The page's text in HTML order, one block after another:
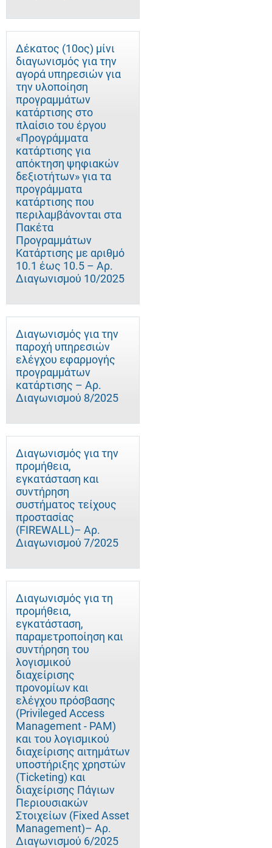
Δέκατος (10ος) μίνι
διαγωνισμός για την
αγορά υπηρεσιών για
την υλοποίηση
προγραμμάτων
κατάρτισης στο
πλαίσιο του έργου
«Προγράμματα
κατάρτισης για
απόκτηση ψηφιακών
δεξιοτήτων» για τα
προγράμματα
κατάρτισης που
περιλαμβάνονται στα
Πακέτα
Προγραμμάτων
Κατάρτισης με αριθμό
10.1 έως 10.5 – Αρ.
Διαγωνισμού 10/2025
Διαγωνισμός για την
παροχή υπηρεσιών
ελέγχου εφαρμογής
προγραμμάτων
κατάρτισης – Αρ.
Διαγωνισμού 8/2025
Διαγωνισμός για την
προμήθεια,
εγκατάσταση και
συντήρηση
συστήματος τείχους
προστασίας
(FIREWALL)– Αρ.
Διαγωνισμού 7/2025
Διαγωνισμός για τη
προμήθεια,
εγκατάσταση,
παραμετροποίηση και
συντήρηση του
λογισμικού
διαχείρισης
προνομίων και
ελέγχου πρόσβασης
(Privileged Access
Management - PAM)
και του λογισμικού
διαχείρισης αιτημάτων
υποστήριξης χρηστών
(Ticketing) και
διαχείρισης Πάγιων
Περιουσιακών
Στοιχείων (Fixed Asset
Management)– Αρ.
Διαγωνισμού 6/2025